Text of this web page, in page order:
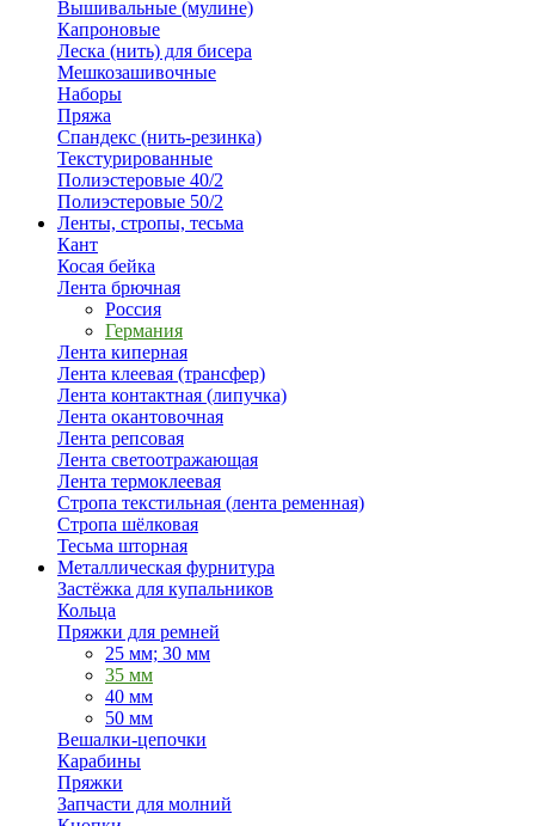
Вышивальные (мулине)
Капроновые
Леска (нить) для бисера
Мешкозашивочные
Наборы
Пряжа
Спандекс (нить-резинка)
Текстурированные
Полиэстеровые 40/2
Полиэстеровые 50/2
Ленты, стропы, тесьма
Кант
Косая бейка
Лента брючная
Россия
Германия
Лента киперная
Лента клеевая (трансфер)
Лента контактная (липучка)
Лента окантовочная
Лента репсовая
Лента светоотражающая
Лента термоклеевая
Стропа текстильная (лента ременная)
Стропа шёлковая
Тесьма шторная
Металлическая фурнитура
Застёжка для купальников
Кольца
Пряжки для ремней
25 мм; 30 мм
35 мм
40 мм
50 мм
Вешалки-цепочки
Карабины
Пряжки
Запчасти для молний